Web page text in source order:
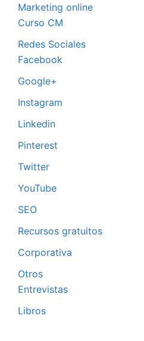
Marketing online
Curso CM
Redes Sociales
Facebook
Google+
Instagram
Linkedin
Pinterest
Twitter
YouTube
SEO
Recursos gratuitos
Corporativa
Otros
Entrevistas
Libros